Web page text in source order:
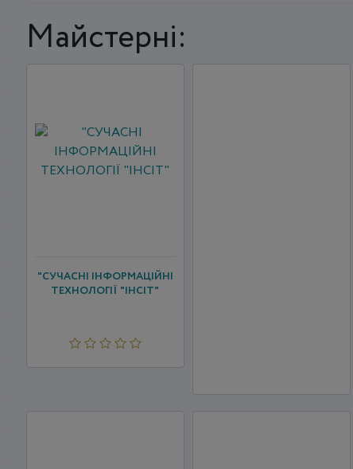
Майстерні:
"СУЧАСНІ ІНФОРМАЦІЙНІ
ТЕХНОЛОГІЇ "ІНСІТ"